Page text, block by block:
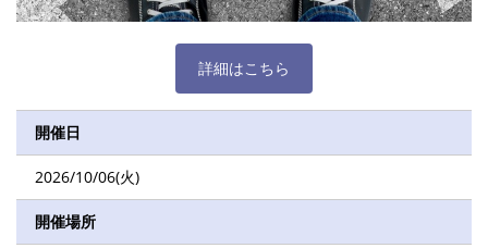
詳細はこちら
開催日
2026/10/06(火)
開催場所